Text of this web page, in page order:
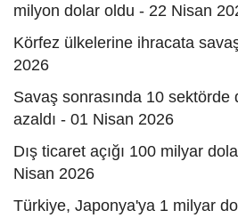
milyon dolar oldu - 22 Nisan
Körfez ülkelerine ihracata
2026
Savaş sonrasında 10 sektörde
azaldı - 01 Nisan 2026
Dış ticaret açığı 100 milyar
Nisan 2026
Türkiye, Japonya'ya 1 milyar